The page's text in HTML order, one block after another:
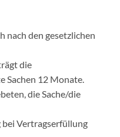
nach den gesetzlichen
die
Sachen 12 Monate.
die Sache/die
Vertragserfüllung